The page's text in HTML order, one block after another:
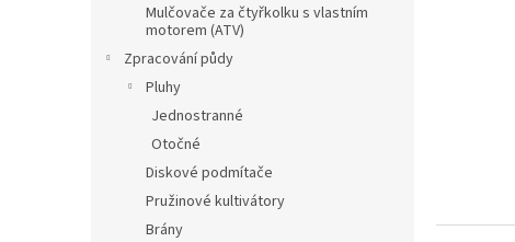
Mulčovače za čtyřkolku s vlastním
motorem (ATV)
Zpracování půdy
Pluhy
Jednostranné
Otočné
Diskové podmítače
Pružinové kultivátory
Brány
t
d